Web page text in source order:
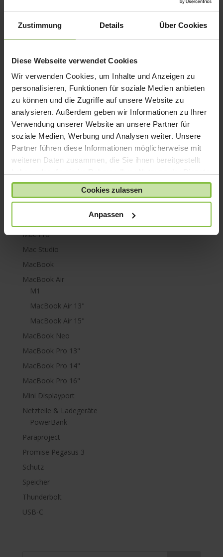
Zustimmung Details Über Cookies
Diese Webseite verwendet Cookies
Wir verwenden Cookies, um Inhalte und Anzeigen zu
personalisieren, Funktionen für soziale Medien anbieten
zu können und die Zugriffe auf unsere Website zu
analysieren. Außerdem geben wir Informationen zu Ihrer
Verwendung unserer Website an unsere Partner für
soziale Medien, Werbung und Analysen weiter. Unsere
Partner führen diese Informationen möglicherweise mit
weiteren Daten zusammen, die Sie ihnen bereitgestellt
gesammelt haben.
Cookies zulassen
Anpassen
iPad mini
iPad Pro
iPhone 6
iPhone SE
iPhone X
iPod nano
iPod shuffle
iPod touch
Kabel & Adapter
Kopfhörer
Lightning
Mac Pro
Mac Studio
MacBook
MacBook Air
M1
MacBook Air 13"
MacBook Air 15"
MacBook Neo
MacBook Pro 13"
MacBook Pro 14"
MacBook Pro 16"
Mini Displayport
Netzteile & Ladegeräte
PowerBank
Paraproject
Promise Pegasus 3
Schutz
Speicher
Thunderbolt
USB-C